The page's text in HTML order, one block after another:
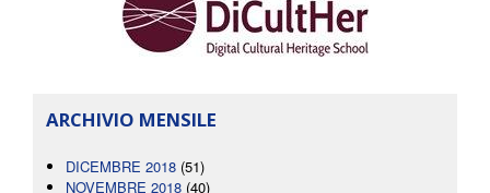
ARCHIVIO MENSILE
DICEMBRE 2018 (51)
NOVEMBRE 2018 (40)